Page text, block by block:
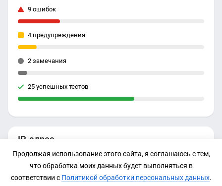
IP-адрес
167.235.160.254
9 ошибок
4 предупреждения
2 замечания
25 успешных тестов
Продолжая использование этого сайта, я соглашаюсь с тем,
что обработка моих данных будет выполняться в
соответствии с Политикой обработки персональных данных.